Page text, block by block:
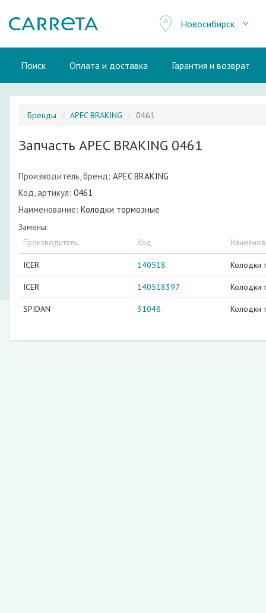
Новосибирск
Поиск Оплата и доставка Гарантия и возврат
Бренды APEC BRAKING 0461
Запчасть APEC BRAKING 0461
Производитель, бренд: APEC BRAKING
Код, артикул: 0461
Наименование: Колодки тормозные
Замены:
Производитель Код
ICER 140518 Колодки
ICER 140518397 Колодки
SPIDAN 31048 Колодки